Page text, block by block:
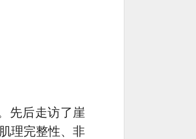
先后走访了崖
理完整性、非